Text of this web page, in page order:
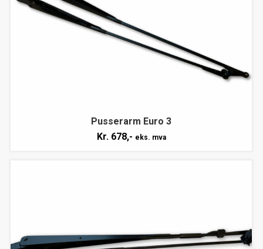
Pusserarm Euro 3
Kr. 678,- eks. mva